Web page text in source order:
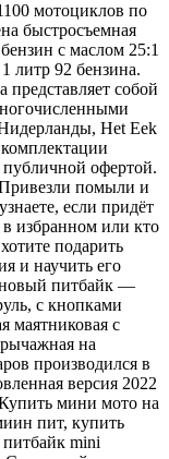
мотоциклов по
быстросъемная
с маслом 25:1
литр 92 бензина.
собой
Het Eek
публичной офертой.
помыли и
если придёт
избранном или кто
подарить
и научить его
питбайк —
с кнопками
маятниковая с
на
производился в
версия 2022
мини мото на
пит, купить
mini